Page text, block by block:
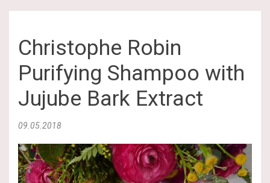
Christophe Robin
Purifying Shampoo with
Jujube Bark Extract
09.05.2018